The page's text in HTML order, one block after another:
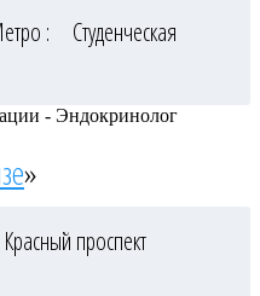
:
Студенческая
- Эндокринолог
»
Красный проспект